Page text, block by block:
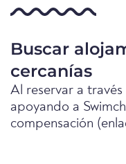
Buscar
cercanías
Al reservar a través
apoyando a
compensación